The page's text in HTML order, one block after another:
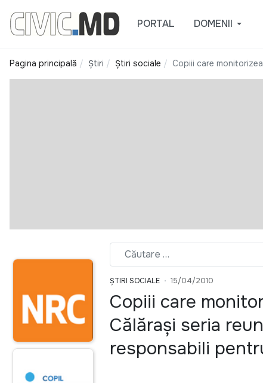
PORTAL DOMENII
Pagina principală Știri Știri sociale Copiii care
ȘTIRI SOCIALE 15/04/2010
Copiii care
Călăraşi seria
responsabili